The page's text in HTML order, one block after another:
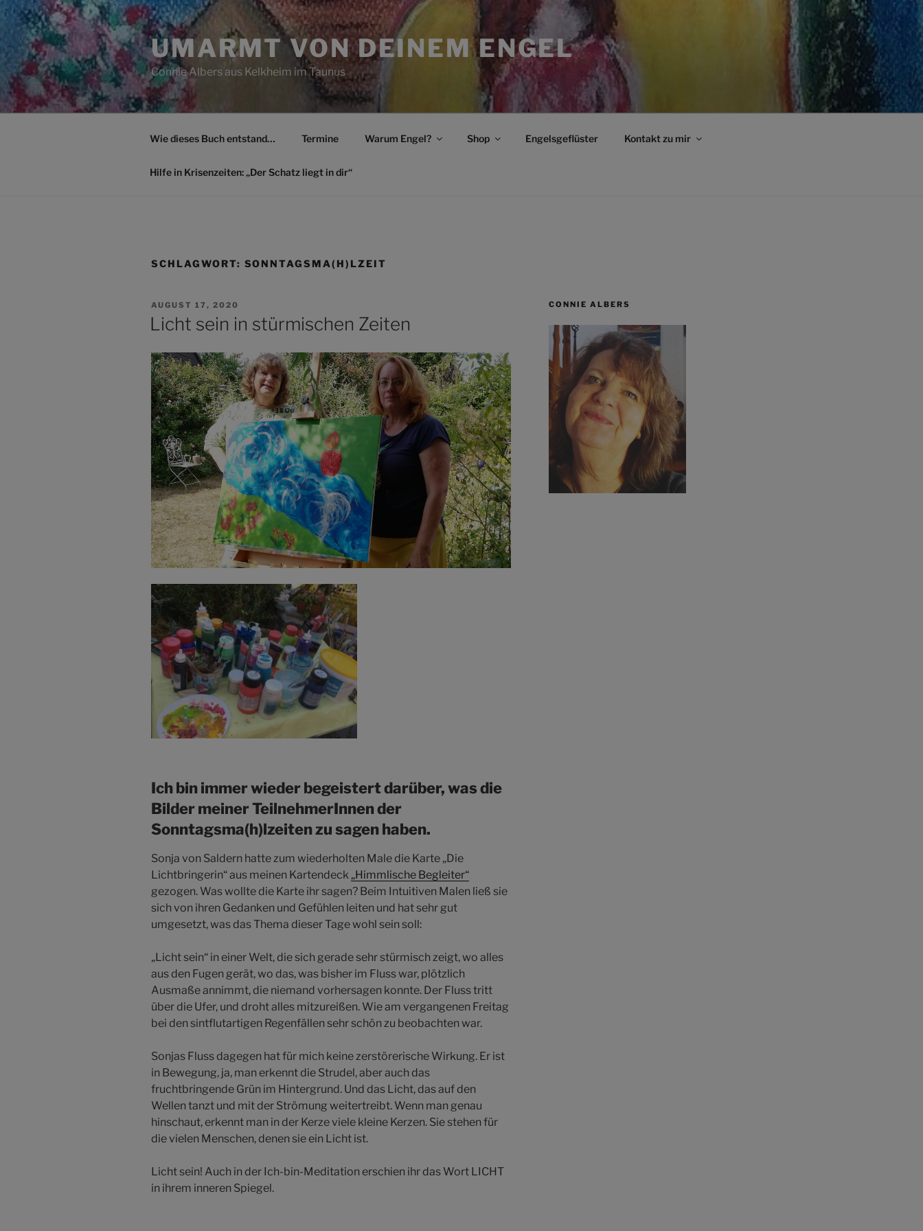
Zum
Inhalt
springen
UMARMT VON DEINEM ENGEL
Connie Albers aus Kelkheim im Taunus
Wie dieses Buch entstand… Termine Warum Engel? Shop Engelsgeflüster Kontakt zu mir
Hilfe in Krisenzeiten: „Der Schatz liegt in dir“
SCHLAGWORT: SONNTAGSMA(H)LZEIT
VERÖFFENTLICHT
AM
AUGUST 17, 2020
Licht sein in stürmischen Zeiten
Ich bin immer wieder begeistert darüber, was die
Bilder meiner TeilnehmerInnen der
Sonntagsma(h)lzeiten zu sagen haben.
Sonja von Saldern hatte zum wiederholten Male die Karte „Die
Lichtbringerin“ aus meinen Kartendeck „Himmlische Begleiter“
gezogen. Was wollte die Karte ihr sagen? Beim Intuitiven Malen ließ sie
sich von ihren Gedanken und Gefühlen leiten und hat sehr gut
umgesetzt, was das Thema dieser Tage wohl sein soll:
„Licht sein“ in einer Welt, die sich gerade sehr stürmisch zeigt, wo alles
aus den Fugen gerät, wo das, was bisher im Fluss war, plötzlich
Ausmaße annimmt, die niemand vorhersagen konnte. Der Fluss tritt
über die Ufer, und droht alles mitzureißen. Wie am vergangenen Freitag
bei den sintflutartigen Regenfällen sehr schön zu beobachten war.
Sonjas Fluss dagegen hat für mich keine zerstörerische Wirkung. Er ist
in Bewegung, ja, man erkennt die Strudel, aber auch das
fruchtbringende Grün im Hintergrund. Und das Licht, das auf den
Wellen tanzt und mit der Strömung weitertreibt. Wenn man genau
hinschaut, erkennt man in der Kerze viele kleine Kerzen. Sie stehen für
die vielen Menschen, denen sie ein Licht ist.
Licht sein! Auch in der Ich-bin-Meditation erschien ihr das Wort LICHT
in ihrem inneren Spiegel.
CONNIE ALBERS